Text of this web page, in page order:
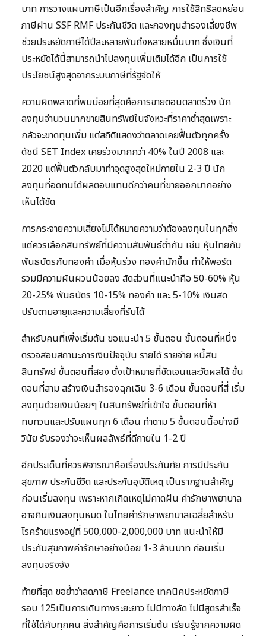
บาท การวางแผนภาษีเป็นอีกเรื่องสำคัญ การใช้สิทธิลดหย่อน
ภาษีผ่าน SSF RMF ประกันชีวิต และกองทุนสำรองเลี้ยงชีพ
ช่วยประหยัดภาษีได้ปีละหลายพันถึงหลายหมื่นบาท ซึ่งเงินที่
ประหยัดได้นี้สามารถนำไปลงทุนเพิ่มเติมได้อีก เป็นการใช้
ประโยชน์สูงสุดจากระบบภาษีที่รัฐจัดให้
ความผิดพลาดที่พบบ่อยที่สุดคือการขายตอนตลาดร่วง นัก
ลงทุนจำนวนมากขายสินทรัพย์ในจังหวะที่ราคาต่ำสุดเพราะ
กลัวจะขาดทุนเพิ่ม แต่สถิติแสดงว่าตลาดเคยฟื้นตัวทุกครั้ง
ดัชนี SET Index เคยร่วงมากกว่า 40% ในปี 2008 และ
2020 แต่ฟื้นตัวกลับมาทำจุดสูงสุดใหม่ภายใน 2-3 ปี นัก
ลงทุนที่อดทนได้ผลตอบแทนดีกว่าคนที่ขายออกมากอย่าง
เห็นได้ชัด
การกระจายความเสี่ยงไม่ได้หมายความว่าต้องลงทุนในทุกสิ่ง
แต่ควรเลือกสินทรัพย์ที่มีความสัมพันธ์ต่ำกัน เช่น หุ้นไทยกับ
พันธบัตรกับทองคำ เมื่อหุ้นร่วง ทองคำมักขึ้น ทำให้พอร์ต
รวมมีความผันผวนน้อยลง สัดส่วนที่แนะนำคือ 50-60% หุ้น
20-25% พันธบัตร 10-15% ทองคำ และ 5-10% เงินสด
ปรับตามอายุและความเสี่ยงที่รับได้
สำหรับคนที่เพิ่งเริ่มต้น ขอแนะนำ 5 ขั้นตอน ขั้นตอนที่หนึ่ง
ตรวจสอบสถานะการเงินปัจจุบัน รายได้ รายจ่าย หนี้สิน
สินทรัพย์ ขั้นตอนที่สอง ตั้งเป้าหมายที่ชัดเจนและวัดผลได้ ขั้น
ตอนที่สาม สร้างเงินสำรองฉุกเฉิน 3-6 เดือน ขั้นตอนที่สี่ เริ่ม
ลงทุนด้วยเงินน้อยๆ ในสินทรัพย์ที่เข้าใจ ขั้นตอนที่ห้า
ทบทวนและปรับแผนทุก 6 เดือน ทำตาม 5 ขั้นตอนนี้อย่างมี
วินัย รับรองว่าจะเห็นผลลัพธ์ที่ดีภายใน 1-2 ปี
อีกประเด็นที่ควรพิจารณาคือเรื่องประกันภัย การมีประกัน
สุขภาพ ประกันชีวิต และประกันอุบัติเหตุ เป็นรากฐานสำคัญ
ก่อนเริ่มลงทุน เพราะหากเกิดเหตุไม่คาดฝัน ค่ารักษาพยาบาล
อาจกินเงินลงทุนหมด ในไทยค่ารักษาพยาบาลเฉลี่ยสำหรับ
โรคร้ายแรงอยู่ที่ 500,000-2,000,000 บาท แนะนำให้มี
ประกันสุขภาพค่ารักษาอย่างน้อย 1-3 ล้านบาท ก่อนเริ่ม
ลงทุนจริงจัง
ท้ายที่สุด ขอย้ำว่าลดภาษี Freelance เทคนิคประหยัดภาษี
รอบ 125เป็นการเดินทางระยะยาว ไม่มีทางลัด ไม่มีสูตรสำเร็จ
ที่ใช้ได้กับทุกคน สิ่งสำคัญคือการเริ่มต้น เรียนรู้จากความผิด